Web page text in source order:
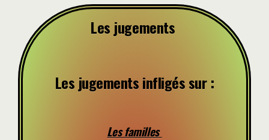
Les jugements
Les jugements infligés sur :
Les familles